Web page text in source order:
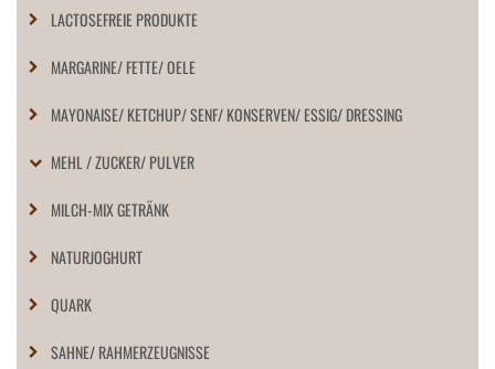
LACTOSEFREIE PRODUKTE
MARGARINE/ FETTE/ OELE
MAYONAISE/ KETCHUP/ SENF/ KONSERVEN/ ESSIG/ DRESSING
MEHL / ZUCKER/ PULVER
MILCH-MIX GETRÄNK
NATURJOGHURT
QUARK
SAHNE/ RAHMERZEUGNISSE